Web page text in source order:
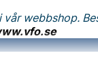
webbshop.